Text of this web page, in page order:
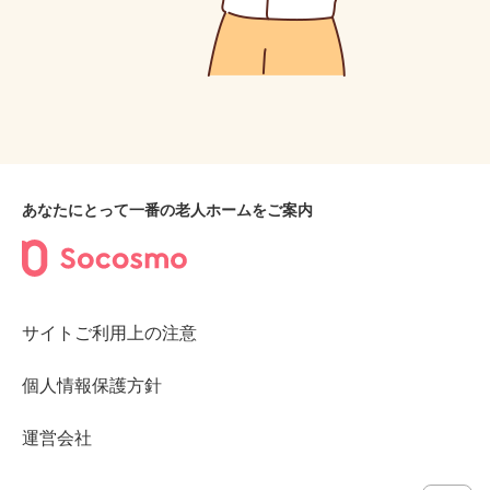
あなたにとって一番の老人ホームをご案内
サイトご利用上の注意
個人情報保護方針
運営会社